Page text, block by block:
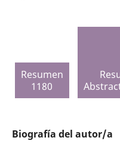
Resumen
1180
Biografía del autor/a